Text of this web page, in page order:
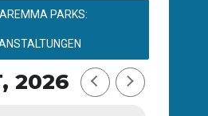
PARKS:
2026